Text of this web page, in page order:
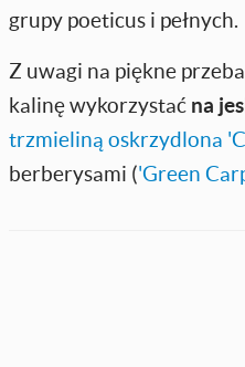
grupy poeticus i pełnych.
Z uwagi na piękne
kalinę wykorzystać na
trzmieliną oskrzydlona
berberysami ('Green